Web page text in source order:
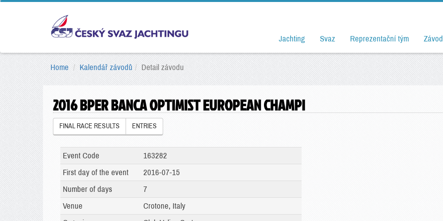
Jachting Svaz Reprezentační tým
Home Kalendář závodů Detail závodu
2016 BPER BANCA OPTIMIST EUROPEAN CHAMPI
FINAL RACE RESULTS ENTRIES
Event Code
163282
First day of the event
2016-07-15
Number of days
7
Venue
Crotone, Italy